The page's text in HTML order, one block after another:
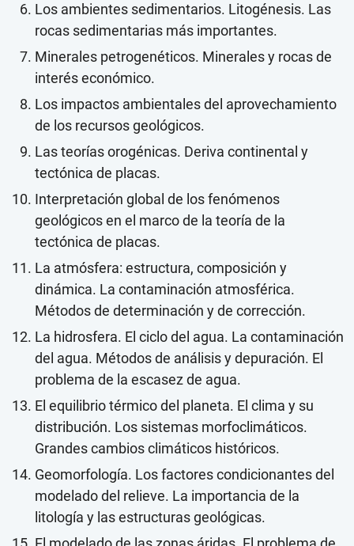
Los ambientes sedimentarios. Litogénesis. Las
rocas sedimentarias más importantes.
Minerales petrogenéticos. Minerales y rocas de
interés económico.
Los impactos ambientales del aprovechamiento
de los recursos geológicos.
Las teorías orogénicas. Deriva continental y
tectónica de placas.
Interpretación global de los fenómenos
geológicos en el marco de la teoría de la
tectónica de placas.
La atmósfera: estructura, composición y
dinámica. La contaminación atmosférica.
Métodos de determinación y de corrección.
La hidrosfera. El ciclo del agua. La contaminación
del agua. Métodos de análisis y depuración. El
problema de la escasez de agua.
El equilibrio térmico del planeta. El clima y su
distribución. Los sistemas morfoclimáticos.
Grandes cambios climáticos históricos.
Geomorfología. Los factores condicionantes del
modelado del relieve. La importancia de la
litología y las estructuras geológicas.